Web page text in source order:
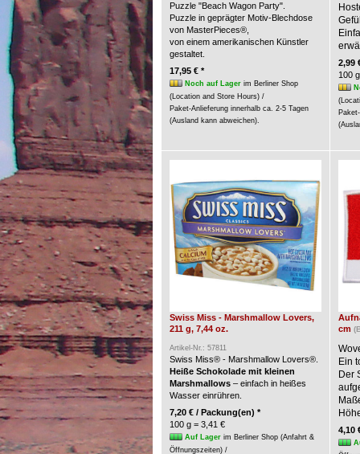
Puzzle "Beach Wagon Party".
Puzzle in geprägter Motiv-Blechdose
von MasterPieces®,
von einem amerikanischen Künstler
gestaltet.
17,95 € *
Noch auf Lagerim Berliner Shop
(Location and Store Hours) /
Paket-Anlieferung innerhalb ca. 2-5 Tagen
(Ausland kann abweichen).
2,99
100
Swiss Miss - Marshmallow Lovers,
211 g, 7,44 oz.
Artikel-Nr.: 57811
Swiss Miss® - Marshmallow Lovers®.
Heiße Schokolade mit kleinen
Marshmallows– einfach in heißes
Wasser einrühren.
7,20 € / Packung(en) *
100 g = 3,41 €
Auf Lagerim Berliner Shop (Anfahrt &
Öffnungszeiten) /
cm
Ein
Der
4,10